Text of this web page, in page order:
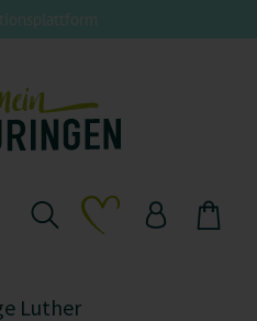
Du hast 0 Produkte